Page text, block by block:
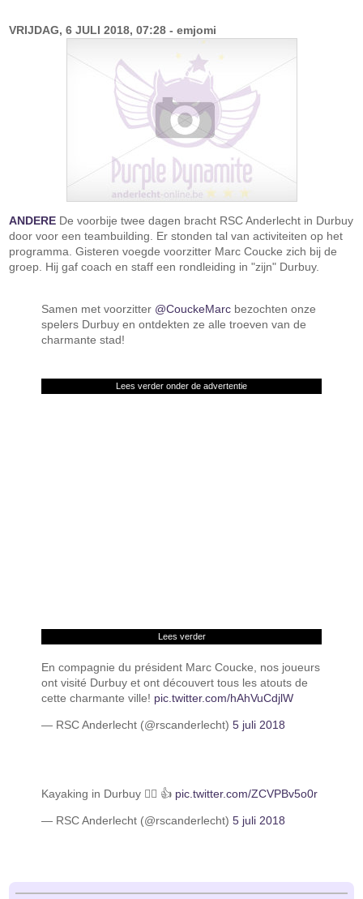
VRIJDAG, 6 JULI 2018, 07:28 - emjomi
ANDERE De voorbije twee dagen bracht RSC Anderlecht in Durbuy
door voor een teambuilding. Er stonden tal van activiteiten op het
programma. Gisteren voegde voorzitter Marc Coucke zich bij de
groep. Hij gaf coach en staff een rondleiding in "zijn" Durbuy.
Samen met voorzitter @CouckeMarc bezochten onze
spelers Durbuy en ontdekten ze alle troeven van de
charmante stad!
Lees verder onder de advertentie
Lees verder
En compagnie du président Marc Coucke, nos joueurs
ont visité Durbuy et ont découvert tous les atouts de
cette charmante ville! pic.twitter.com/hAhVuCdjlW
— RSC Anderlecht (@rscanderlecht)5 juli 2018
Kayaking in Durbuy 🚣‍♂️ 👍 pic.twitter.com/ZCVPBv5o0r
— RSC Anderlecht (@rscanderlecht)5 juli 2018